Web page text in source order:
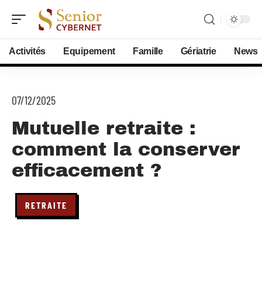
Activités Equipement Famille Gériatrie News
07/12/2025
Mutuelle retraite :
comment la conserver
efficacement ?
RETRAITE